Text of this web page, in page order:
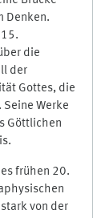
Denken.
die
der
Gottes, die
Werke
Göttlichen
frühen 20.
von der